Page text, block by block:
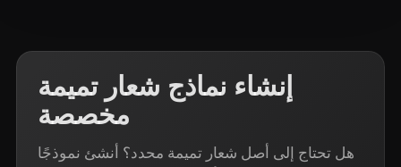
إنشاء نماذج شعار تميمة
مخصصة
هل تحتاج إلى أصل شعار تميمة محدد؟ أنشئ نموذجًا